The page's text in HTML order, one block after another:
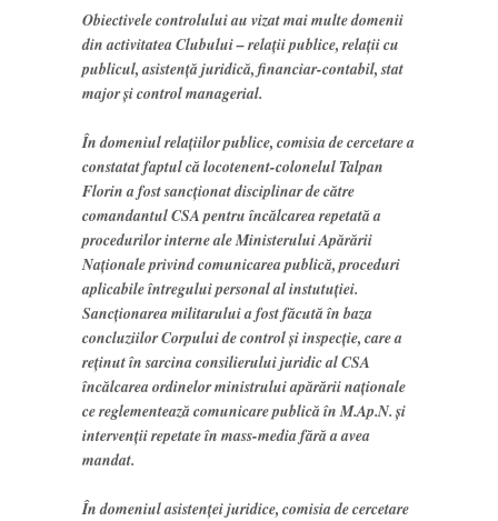
Obiectivele controlului au vizat mai multe domenii
din activitatea Clubului – relaţii publice, relaţii cu
publicul, asistenţă juridică, financiar-contabil, stat
major şi control managerial.
În domeniul relaţiilor publice, comisia de cercetare a
constatat faptul că locotenent-colonelul Talpan
Florin a fost sancţionat disciplinar de către
comandantul CSA pentru încălcarea repetată a
procedurilor interne ale Ministerului Apărării
Naţionale privind comunicarea publică, proceduri
aplicabile întregului personal al instutuţiei.
Sancţionarea militarului a fost făcută în baza
concluziilor Corpului de control şi inspecţie, care a
reţinut în sarcina consilierului juridic al CSA
încălcarea ordinelor ministrului apărării naţionale
ce reglementează comunicare publică în M.Ap.N. şi
intervenţii repetate în mass-media fără a avea
mandat.
În domeniul asistenţei juridice, comisia de cercetare